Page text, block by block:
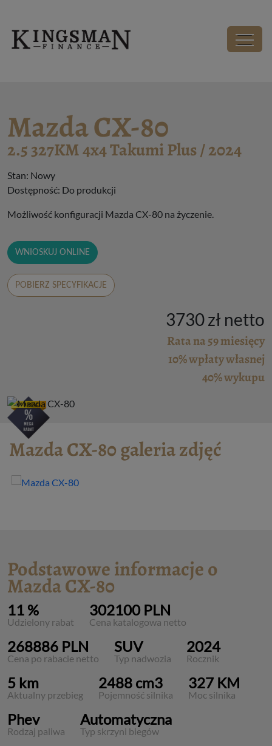
Mazda CX-80
2.5 327KM 4x4 Takumi Plus / 2024
Stan: Nowy
Dostępność: Do produkcji
Możliwość konfiguracji Mazda CX-80 na życzenie.
WNIOSKUJ ONLINE
POBIERZ SPECYFIKACJE
3730 zł netto
Rata na 59 miesięcy
10% wpłaty własnej
40% wykupu
Mazda CX-80 galeria zdjęć
Podstawowe informacje o
Mazda CX-80
11 %
Udzielony rabat
302100 PLN
Cena katalogowa netto
268886 PLN
Cena po rabacie netto
SUV
Typ nadwozia
2024
Rocznik
5 km
Aktualny przebieg
2488 cm3
Pojemność silnika
327 KM
Moc silnika
Phev
Rodzaj paliwa
Automatyczna
Typ skrzyni biegów